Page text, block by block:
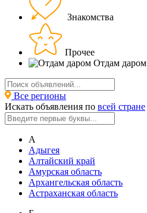
Знакомства
Прочее
Отдам даром
Все регионы
Искать объявления по всей стране
А
Адыгея
Алтайский край
Амурская область
Архангельская область
Астраханская область